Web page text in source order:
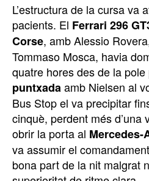
L’estructura de la cursa va
pacients. El Ferrari 296
Corse, amb Alessio
Tommaso Mosca, havia
quatre hores des de la
puntxadaamb Nielsen al
Bus Stop el va precipitar
cinquè, perdent més d’una
obrir la porta al Mercedes-
va assumir el
bona part de la nit malgrat